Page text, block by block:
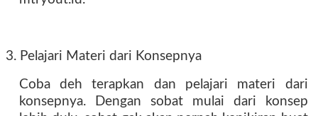
3. Pelajari Materi dari Konsepnya
Coba deh terapkan dan pelajari materi dari
konsepnya. Dengan sobat mulai dari konsep